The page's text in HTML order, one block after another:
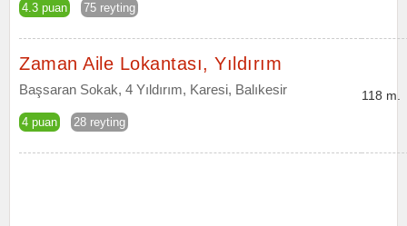
4.3 puan 75 reyting
Zaman Aile Lokantası, Yıldırım
Başsaran Sokak, 4 Yıldırım, Karesi, Balıkesir
4 puan 28 reyting
118 m.